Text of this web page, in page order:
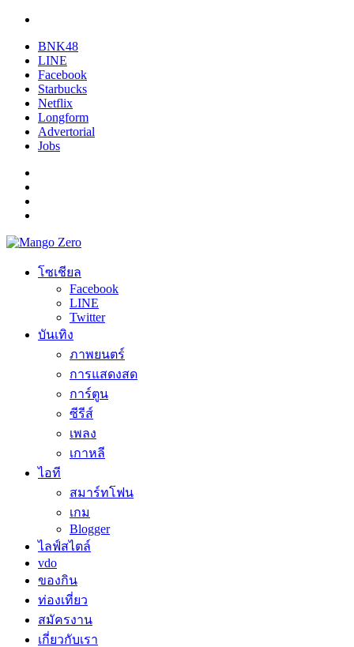
BNK48
LINE
Facebook
Starbucks
Netflix
Longform
Advertorial
Jobs
โซเชียล
Facebook
LINE
Twitter
บันเทิง
ภาพยนตร์
การแสดงสด
การ์ตูน
ซีรีส์
เพลง
เกาหลี
ไอที
สมาร์ทโฟน
เกม
Blogger
ไลฟ์สไตล์
vdo
ของกิน
ท่องเที่ยว
สมัครงาน
เกี่ยวกับเรา